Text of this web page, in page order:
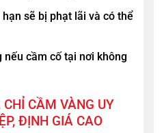
sẽ bị phạt lãi và có thể
nếu cầm cố tại nơi không
CẦM VÀNG UY
ĐỊNH GIÁ CAO